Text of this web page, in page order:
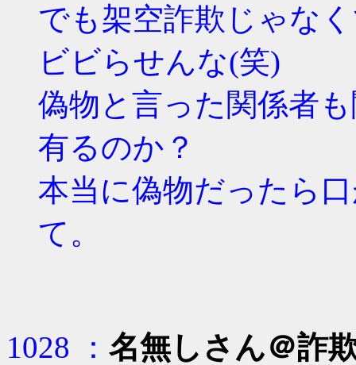
でも架空詐欺じゃな
ビビらせんな(笑)
偽物と言った関係者
有るのか？
本当に偽物だったら
て。
1028 ： 名無しさん＠詐